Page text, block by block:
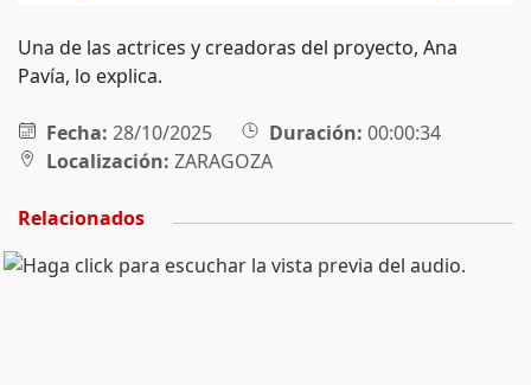
Una de las actrices y creadoras del proyecto, Ana
Pavía, lo explica.
Fecha: 28/10/2025 Duración: 00:00:34
Localización: ZARAGOZA
Relacionados